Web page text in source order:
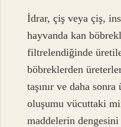
İdrar, çiş veya çiş,
hayvanda kan
filtrelendiğinde
böbreklerden
taşınır ve daha
oluşumu vücuttaki
maddelerin